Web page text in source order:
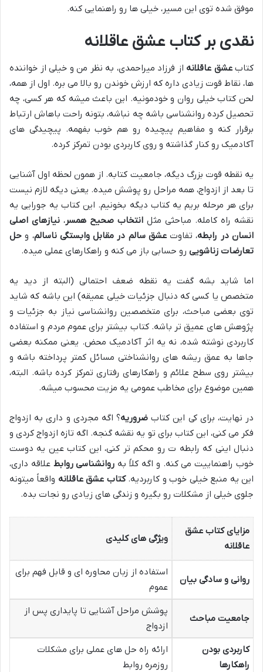
موفق شده توی این مسیر، خیلی ها رو راهنمایی کنه.
نقدی بر کتاب عشق عاقلانه
کتابعشق عاقلانه از فرزاد میراحمدی، به نظر من و خیلی از خواننده
ها، نقاط قوت زیادی داره که ارزش خوندن رو بالا می بره. اول از همه،
لحن کتاب خیلی روان و خودمونیه. این باعث میشه که هر کسی، چه
تحصیل کرده روانشناسی باشه چه نباشه، بتونه راحت باهاش ارتباط
برقرار کنه و مفاهیم پیچیده رو هم خوب بفهمه. پیچیدگی های
آکادمیک رو کنار گذاشته و روی کاربردی بودن تمرکز کرده.
یه نقطه قوت بزرگ دیگه، جامعیت کتابه. از همون لحظه اول آشنایی
تا بعد از ازدواج، همه مراحل رو پوشش میده. یعنی دیگه لازم نیست
برای هر مرحله بریم یه کتاب دیگه بخونیم. این کتاب یه جورایی یه
نقشه راه کامله. مباحثی مثل انتخاب صحیح همسر، نیازهای اصلی
انسان در رابطه، تفاوتعشق سالم در مقابل وابستگی ناسالم، و حل
تعارضات زناشویی رو حسابی باز می کنه و راهکارهای عملی میده.
اما شاید بشه گفت یه نقطه ضعف احتمالی (البته از دید یه
متخصص یا کسی که دنبال جزئیات خیلی عمیقه) این باشه که شاید
توی بعضی مباحث، برای متخصصین روانشناسی نیاز به جزئیات و
پژوهش های عمیق تر باشه. کتاب بیشتر برای عموم مردم و استفاده
کاربردی نوشته شده، نه یه اثر آکادمیک محض. یعنی ممکنه بعضی
جاها به عمق ریشه های روانشناختی مسائل کمتر پرداخته باشه و
بیشتر روی سطح علائم و راهکارهای رفتاری تمرکز کرده باشه. البته،
همین موضوع برای مخاطب عمومی یه مزیت محسوب میشه.
در نهایت، برای کی این کتاب ضروریه؟ اگه مجردی و داری به ازدواج
فکر می کنی، این کتاب برای تو یه نقشه گنجه. اگه تازه ازدواج کردی و
دنبال اینی که رابطه ت رو محکم تر کنی، این کتاب عین یه دوست
خوب راهنماییت می کنه. و اگه کلاً به روانشناسی روابط علاقه داری،
این یه منبع خیلی خوب و کاربردیه.کتاب عشق عاقلانه واقعاً میتونه
جلوی خیلی از مشکلات رو بگیره و زندگی های زیادی رو نجات بده.
مزایای کتاب عشق
عاقلانه
ویژگی های کلیدی
روانی و سادگی بیان
استفاده از زبان محاوره ای و قابل فهم برای
عموم
جامعیت مباحث
پوشش مراحل آشنایی تا پایداری پس از
ازدواج
کاربردی بودن
راهکارها
ارائه راه حل های عملی برای مشکلات
روزمره روابط